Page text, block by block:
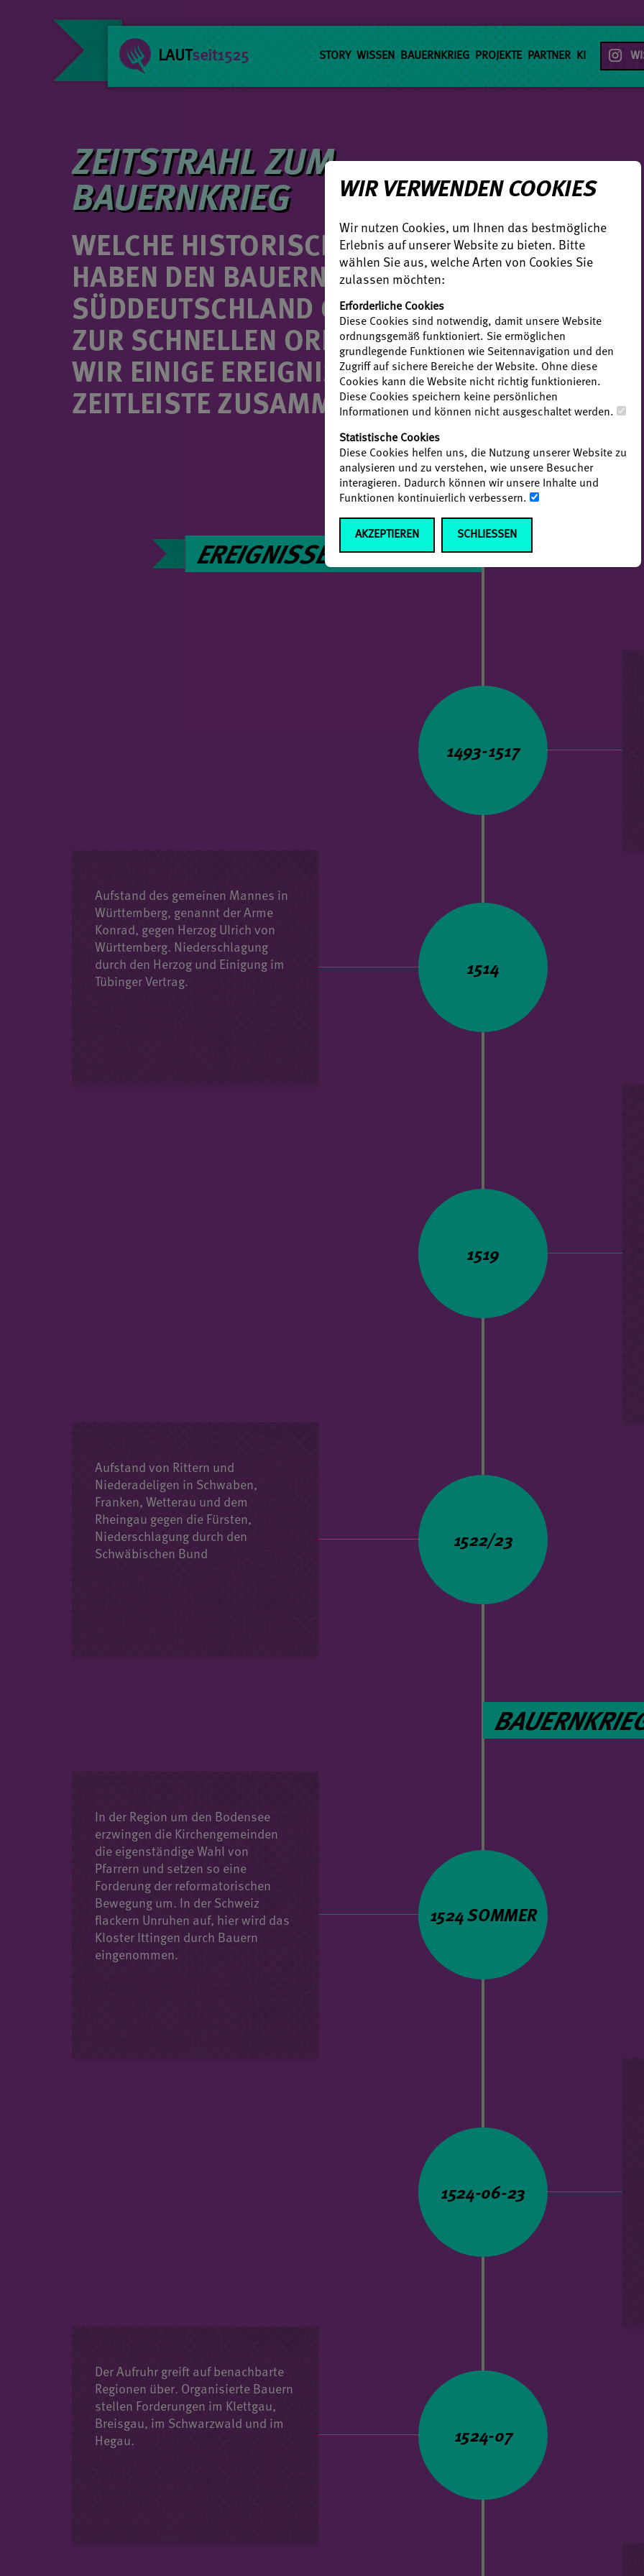
LAUTseit1525 STORY WISSEN BAUERNKRIEG PROJEKTE PARTNER KI
WIR VERWENDEN COOKIES
Wir nutzen Cookies, um Ihnen das bestmögliche
Erlebnis auf unserer Website zu bieten. Bitte
wählen Sie aus, welche Arten von Cookies Sie
zulassen möchten:
Erforderliche Cookies
Diese Cookies sind notwendig, damit unsere Website
ordnungsgemäß funktioniert. Sie ermöglichen
grundlegende Funktionen wie Seitennavigation und den
Zugriff auf sichere Bereiche der Website. Ohne diese
Cookies kann die Website nicht richtig funktionieren.
Diese Cookies speichern keine persönlichen
Informationen und können nicht ausgeschaltet werden.
Statistische Cookies
Diese Cookies helfen uns, die Nutzung unserer Website zu
analysieren und zu verstehen, wie unsere Besucher
interagieren. Dadurch können wir unsere Inhalte und
Funktionen kontinuierlich verbessern.
AKZEPTIEREN SCHLIESSEN
ZEITSTRAHL ZUM
BAUERNKRIEG
WELCHE HISTORISCHEN EREIGNISSE
HABEN DEN BAUERNKRIEG IN
SÜDDEUTSCHLAND GEPRÄGT?
ZUR SCHNELLEN ORIENTIERUNG HABEN
WIR EINIGE EREIGNISSE IN EINER
ZEITLEISTE ZUSAMMENGEFASST.
EREIGNISSE IM VORFELD
1493-1517
1514
Aufstand des gemeinen Mannes in
Württemberg, genannt der Arme
Konrad, gegen Herzog Ulrich von
Württemberg. Niederschlagung
durch den Herzog und Einigung im
Tübinger Vertrag.
1519
1522/23
Aufstand von Rittern und
Niederadeligen in Schwaben,
Franken, Wetterau und dem
Rheingau gegen die Fürsten,
Niederschlagung durch den
Schwäbischen Bund
1524 SOMMER
In der Region um den Bodensee
erzwingen die Kirchengemeinden
die eigenständige Wahl von
Pfarrern und setzen so eine
Forderung der reformatorischen
Bewegung um. In der Schweiz
flackern Unruhen auf, hier wird das
Kloster Ittingen durch Bauern
eingenommen.
1524-06-23
1524-07
Der Aufruhr greift auf benachbarte
Regionen über. Organisierte Bauern
stellen Forderungen im Klettgau,
Breisgau, im Schwarzwald und im
Hegau.